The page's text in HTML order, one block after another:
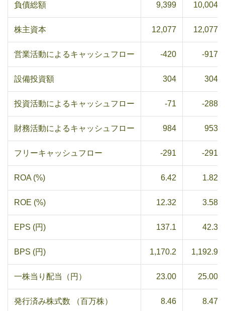
負債総額 9,399 10,004
株主資本 12,077 12,077
営業活動によるキャッシュフロー -420 -917
設備投資額 304 304
投資活動によるキャッシュフロー -71 -288
財務活動によるキャッシュフロー 984 953
フリーキャッシュフロー -291 -291
ROA (%) 6.42 1.82
ROE (%) 12.32 3.58
EPS (円) 137.1 42.3
BPS (円) 1,170.2 1,192.9
一株当り配当（円） 23.00 25.00
発行済み株式数 （百万株） 8.46 8.47